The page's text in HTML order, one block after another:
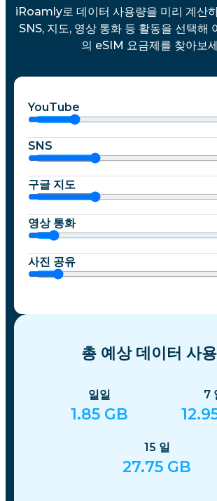
iRoamly로 데이터 사용량을 미리 계산
SNS, 지도, 영상 통화 등 활동을 선택해
의 eSIM 요금제를 찾아보
YouTube
SNS
구글 지도
영상 통화
사진 공유
총 예상 데이터 사
일일
1.85 GB
7
15 일
27.75 GB